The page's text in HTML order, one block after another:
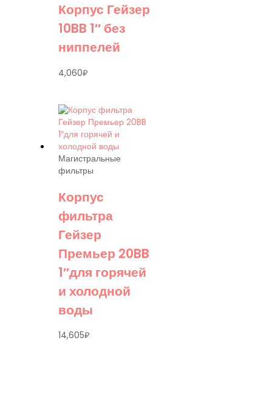
Корпус Гейзер
10BB 1″ без
ниппелей
4,060₽
Магистральные
фильтры
Корпус
фильтра
Гейзер
Премьер 20BB
1″для горячей
и холодной
воды
14,605₽